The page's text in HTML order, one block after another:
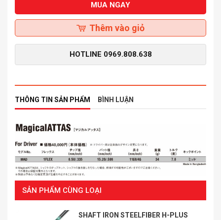
MUA NGAY
Thêm vào giỏ
HOTLINE 0969.808.638
THÔNG TIN SẢN PHẨM BÌNH LUẬN
SẢN PHẨM CÙNG LOẠI
SHAFT IRON STEELFIBER H-PLUS